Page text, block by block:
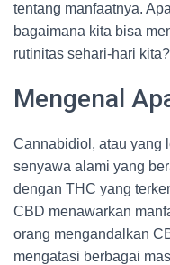
tentang manfaatnya.
bagaimana kita bisa
rutinitas sehari-hari
Mengenal
Cannabidiol, atau yang
senyawa alami yang
dengan THC yang
CBD menawarkan
orang mengandalkan
mengatasi berbagai